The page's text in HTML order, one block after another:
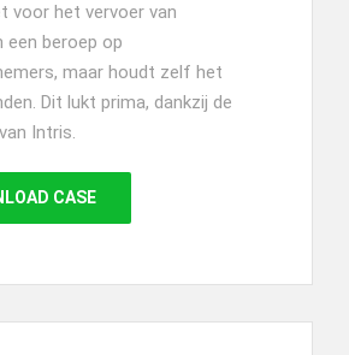
voor het vervoer van
een beroep op
maar houdt zelf het
Dit lukt prima, dankzij de
Intris.
CASE